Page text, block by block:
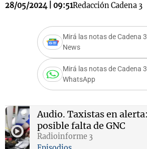
28/05/2024 | 09:51Redacción Cadena 3
Mirá las notas de Cadena
News
Mirá las notas de Cadena
WhatsApp
Audio. Taxistas en
posible falta de GNC
Radioinforme 3